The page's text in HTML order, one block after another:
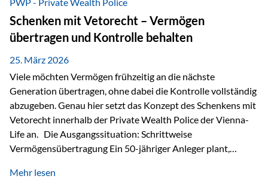
Staatsfinanzierung: Liechtenstein weist keine
Staatsschulden auf, und der Schutz der wirtschaftlichen
Interessen der Bevölkerung ist in der Verfassung verankert.
Besonders hervorzuheben ist hierbei Artikel 14 der
liechtensteinischen Verfassung. Darin…
Schenken mit Vetorecht – Vermögen
übertragen und Kontrolle behalten
25. März 2026
Viele möchten Vermögen frühzeitig an die nächste
Generation übertragen, ohne dabei die Kontrolle vollständig
abzugeben. Genau hier setzt das Konzept des Schenkens mit
Vetorecht innerhalb der Private Wealth Police der Vienna-
Life an. Die Ausgangssituation: Schrittweise
Vermögensübertragung Ein 50-jähriger Anleger plant,
der steuerliche Freibetrag optimal genutzt werden, sondern
Mehr lesen